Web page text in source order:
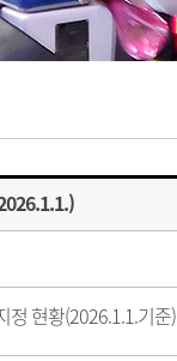
정 현황(2026.1.1.기준)